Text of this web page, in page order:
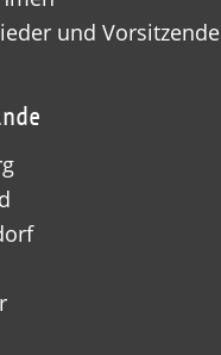
und Vorsitzende